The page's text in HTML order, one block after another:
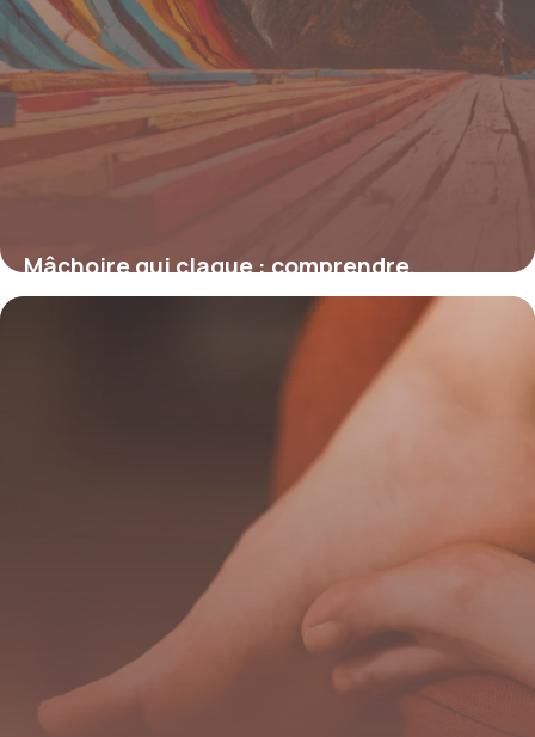
Mâchoire qui claque : comprendre,
prévenir et agir face à ce symptôme